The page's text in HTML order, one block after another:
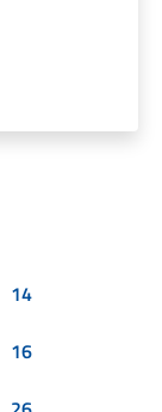
14
16